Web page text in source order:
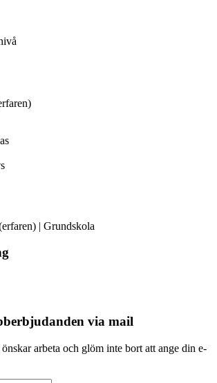
| Grundskola
via mail
arbeta och glöm inte bort att ange din e-